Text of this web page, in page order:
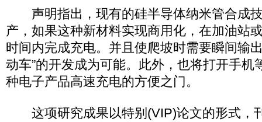
声明指出，现有的硅半导体纳米管合成
产，如果这种新材料实现商用化，在加油站
时间内完成充电。并且使爬坡时需要瞬间输
动车”的开发成为可能。此外，也将打开手机
种电子产品高速充电的方便之门。
这项研究成果以特别(VIP)论文的形式，